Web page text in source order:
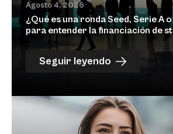
Agosto 4, 2026
¿Qué es una ronda Seed, Serie A
para entender la financiación de
Seguir leyendo